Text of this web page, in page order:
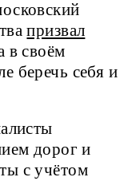
призвал
в своём
беречь себя и
дорог и
с учётом